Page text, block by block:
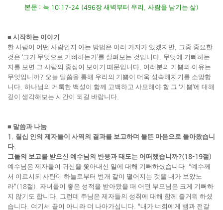
본문 : 눅 10:17-24 (496장 새벽부터 우리 사람을 남기는 삶)
■ 시작하는 이야기
한 사람이 어떤 사람인지 아는 방법은 여러 가지가 있겠지만 그중 중요한
것은 ‘그가 무엇으로 기뻐하는가’를 살펴보는 것입니다 무엇에 기뻐하는
지를 보면 그 사람의 중심이 보이기 때문입니다 여러분의 기쁨의 이유는
무엇입니까? 오늘 말씀을 통해 우리의 기쁨이 더욱 성숙해지기를 소망합
니다 하나님의 거룩한 백성이 함께 고백하고 사모해야 할 그 ‘기쁨’에 대해
깊이 생각해보는 시간이 되길 바랍니다
■ 말씀과 나눔
1. 칠십 인의 제자들이 사역의 결과를 보고하며 들뜬 마음으로 돌아왔습니
다.
그들의 보고를 받으신 예수님의 반응과 태도는 어떠했습니까?(18-19절)
예수님은 제자들이 귀신을 쫓아내신 일에 대해 기뻐하셨습니다 . “예수께
서 이르시되 사탄이 하늘로부터 번개 같이 떨어지는 것을 내가 보았노
라”(18절). 자녀들이 좋은 성적을 받아왔을 때 어떤 부모님은 크게 기뻐하
지 않기도 합니다 그런데 주님은 제자들의 성취에 대해 함께 즐거워 하셨
습니다 여기서 끝이 아니라 더 나아가십니다 . “내가 너희에게 뱀과 전갈